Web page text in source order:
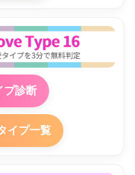
プ診断
イプ一覧